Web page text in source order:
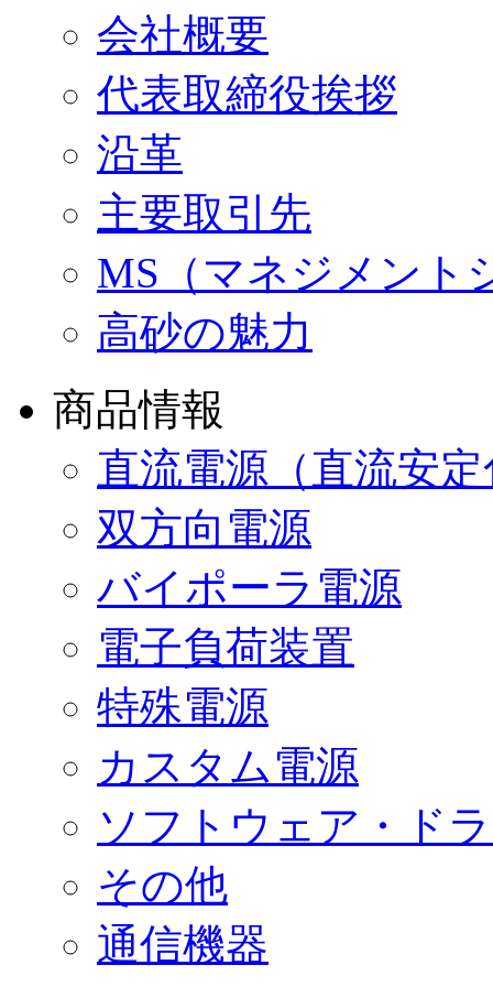
会社概要
代表取締役挨拶
沿革
主要取引先
MS（マネジメント
高砂の魅力
商品情報
直流電源（直流安
双方向電源
バイポーラ電源
電子負荷装置
特殊電源
カスタム電源
ソフトウェア・ド
その他
通信機器